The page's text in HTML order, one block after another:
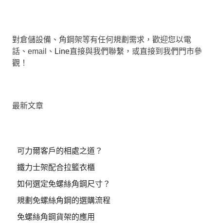
對倉儲設備、角鋼架等有任何規劃需求，歡迎您以電
話、email、 Line直接與我們聯繫，或直接到我們門市參
觀！
最新文章
可力爾客戶的相處之道？
鐵力士架配合拉籃衣櫃
如何選定免螺絲角鋼尺寸？
規劃免螺絲角鋼的選購流程
免螺絲角鋼貨架的應用